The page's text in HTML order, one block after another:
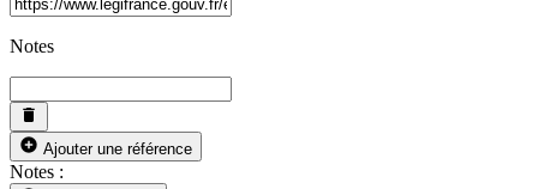
Notes
Ajouter une référence
Notes :